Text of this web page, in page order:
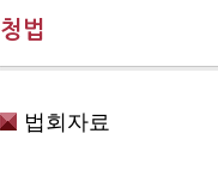
보호명상
위빳사나
오시는 길
청법
법회자료